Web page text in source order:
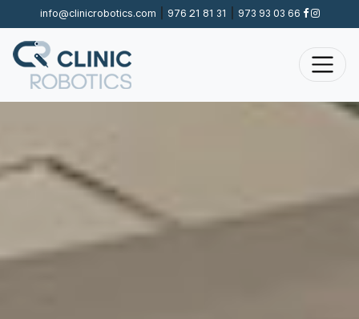
info@clinicrobotics.com | 976 21 81 31 | 973 93 03 66